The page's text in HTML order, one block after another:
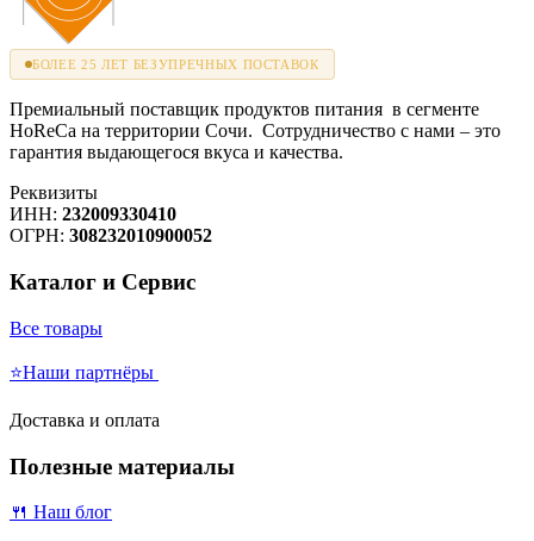
БОЛЕЕ 25 ЛЕТ БЕЗУПРЕЧНЫХ ПОСТАВОК
Премиальный поставщик продуктов питания в сегменте
HoReCa на территории Сочи. Сотрудничество с нами – это
гарантия выдающегося вкуса и качества.
Реквизиты
ИНН: 232009330410
ОГРН: 308232010900052
Каталог и Сервис
Все товары
⭐Наши партнёры
Доставка и оплата
Полезные материалы
🍴 Наш блог